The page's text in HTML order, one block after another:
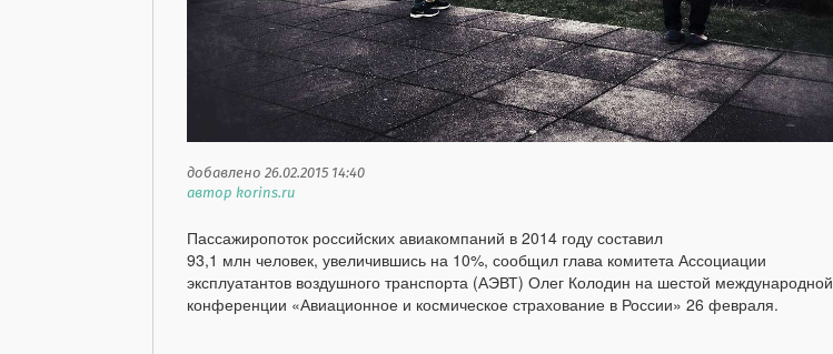
добавлено 26.02.2015 14:40
автор korins.ru
Пассажиропоток российских авиакомпаний в 2014 году составил
93,1 млн человек, увеличившись на 10%, сообщил глава комитета Ассоциации
эксплуатантов воздушного транспорта (АЭВТ) Олег Колодин на шестой международной
конференции «Авиационное и космическое страхование в России» 26 февраля.